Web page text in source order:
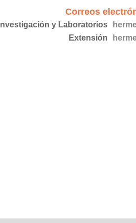
Correos
Investigación y Laboratorios
Extensión